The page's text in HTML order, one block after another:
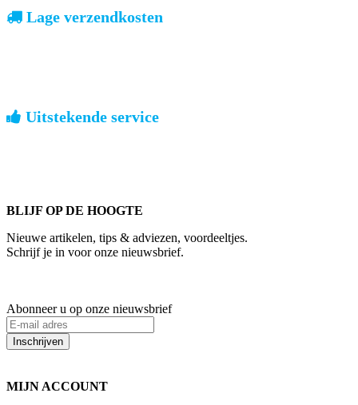
Lage verzendkosten
Uitstekende service
BLIJF OP DE HOOGTE
Nieuwe artikelen, tips & adviezen, voordeeltjes.
Schrijf je in voor onze nieuwsbrief.
Abonneer u op onze nieuwsbrief
Inschrijven
MIJN ACCOUNT